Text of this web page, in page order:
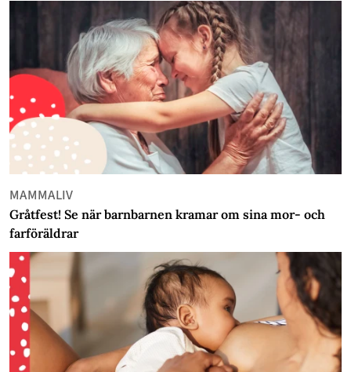
MAMMALIV
Gråtfest! Se när barnbarnen kramar om sina mor- och
farföräldrar